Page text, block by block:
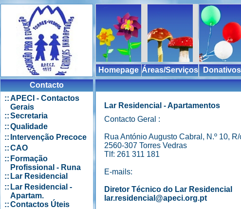
Homepage Áreas/Serviços Donativos
Contacto
::APECI - Contactos
Gerais
::Secretaria
::Qualidade
:: Intervenção Precoce
::CAO
:: Formação
Profissional - Runa
:: Lar Residencial
:: Lar Residencial -
Apartam.
::Contactos Úteis
Lar Residencial - Apartamentos
Contacto Geral :
Rua António Augusto Cabral, N.º 10,
2560-307 Torres Vedras
Tlf: 261 311 181
E-mails:
Diretor Técnico do Lar Residencial
lar.residencial@apeci.org.pt